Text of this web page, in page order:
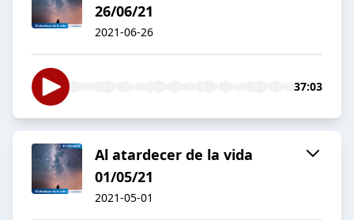
26/06/21
2021-06-26
37:03
Al atardecer de la vida
01/05/21
2021-05-01